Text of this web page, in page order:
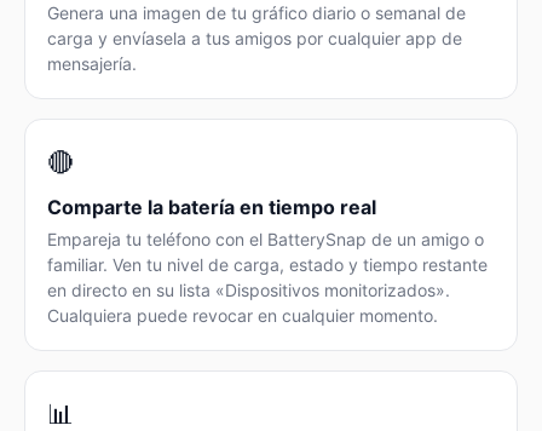
Genera una imagen de tu gráfico diario o semanal de
carga y envíasela a tus amigos por cualquier app de
mensajería.
🔴
Comparte la batería en tiempo real
Empareja tu teléfono con el BatterySnap de un amigo o
familiar. Ven tu nivel de carga, estado y tiempo restante
en directo en su lista «Dispositivos monitorizados».
Cualquiera puede revocar en cualquier momento.
📊